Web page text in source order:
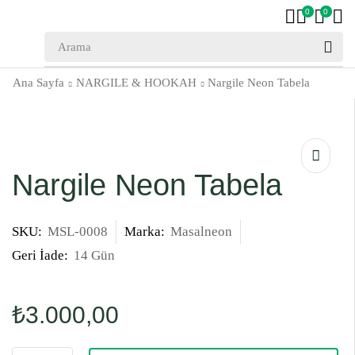
0 0
Ana Sayfa NARGILE & HOOKAH Nargile Neon Tabela
Nargile Neon Tabela
SKU: MSL-0008 Marka: Masalneon
Geri İade: 14 Gün
₺3.000,00